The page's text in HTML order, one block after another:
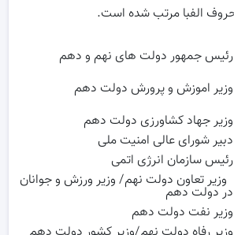
الفبا مرتب شده است.
رئیس جمهور دولت های نهم و دهم
وزیر اموزش و پرورش دولت دهم
وزیر جهاد کشاورزی دولت دهم
دبیر شورای عالی امنیت ملی
رئیس سازمان انرژی اتمی
وزیر تعاون دولت نهم/ وزیر ورزش و جوانان
در دولت دهم
وزیر نفت دولت دهم